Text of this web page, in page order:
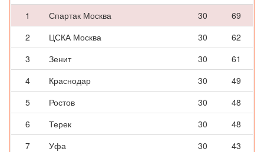
1
Спартак Москва 30
69
2
ЦСКА Москва 30
62
3
Зенит 30
61
4
Краснодар 30
49
5
Ростов 30
48
6
Терек 30
48
7
Уфа 30
43